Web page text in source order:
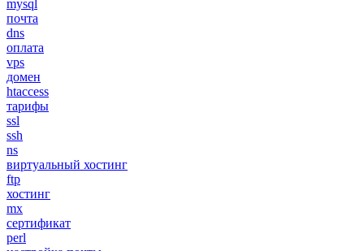
mysql
почта
dns
оплата
vps
домен
htaccess
тарифы
ssl
ssh
ns
виртуальный хостинг
ftp
хостинг
mx
сертификат
perl